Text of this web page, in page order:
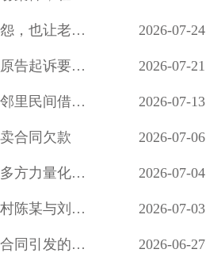
合肥讨债公司化解了夫妻间数十年的积怨，也让老年夫妻懂得包容与沟通的重要性，用柔性调解守护晚年婚姻温情 2026-07-24
合肥讨债公司成功调解一起离婚案件，原告起诉要求与被告离婚并要求被告返还彩礼1万元 2026-07-21
合肥讨债公司成功化解一起搁置九年的邻里民间借贷积案，以法理相融的柔性调解 2026-07-13
合同欠款 2026-07-06
合肥讨债公司成功调解诉调对接、整合多方力量化解小额网络知识产权纠纷 2026-07-04
合肥讨债公司多次调解，刘佐乡梅花屋村陈某与刘佐乡段窑社区刘某握手言和，双方签订人民调解协议书，一起因务工引起的事故纠纷案结事了 2026-07-03
合肥讨债公司成功调解一起因房屋买卖合同引发的民间借贷纠纷，既保障了当事人的合法权益，也避免当事人陷入冗长的诉讼程序，更从根源上化解了矛盾 2026-06-27